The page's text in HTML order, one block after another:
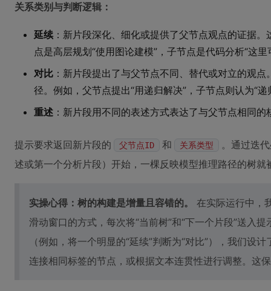
关系类别与判断逻辑：
延续 ：新片段深化、细化或提供了父节点观点的证据
点是高层规划“使用图论建模”，子节点是代码分析“这
对比 ：新片段提出了与父节点不同、替代或对立的观
径。例如，父节点提出“用递归解决”，子节点则认为“
重述 ：新片段用不同的表述方式表达了与父节点相同
提示要求返回新片段的 父节点ID 和 关系类型
。通过迭
述或第一个分析片段）开始，一棵反映模型推理路径的树就
实操心得：树的构建是增量且容错的。
在实际运行中，
滑动窗口的方式，每次将“当前树”和“下一个片段”送入
（例如，将一个明显的“延续”判断为“对比”），我们设
连接相同标签的节点，或根据文本连贯性进行调整。这